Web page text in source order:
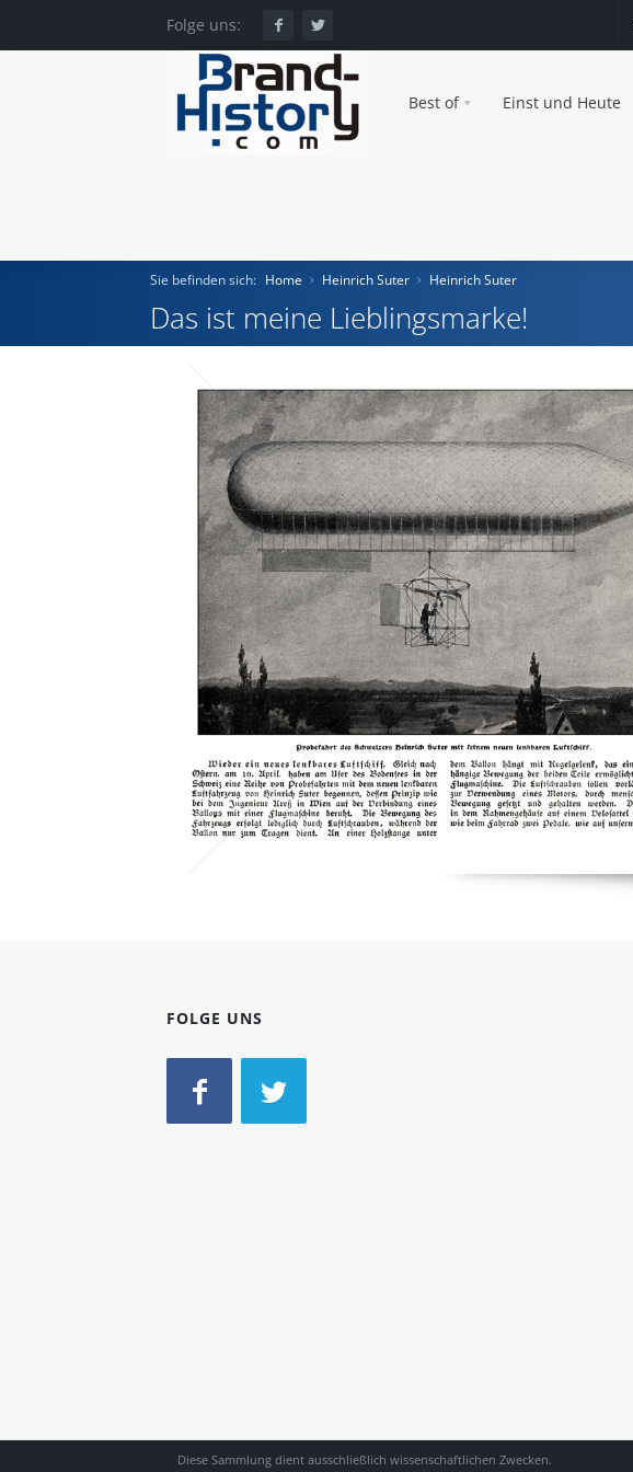
Folge uns:
Best of Einst und Heute
Einst und Heute
Marken
Konzerne
Epoche
Sie befinden sich: Home Heinrich Suter Heinrich Suter
Das ist meine Lieblingsmarke!
FOLGE UNS
Diese Sammlung dient ausschließlich wissenschaftlichen Zwecken.